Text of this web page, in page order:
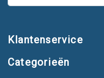
Klantenservice
Categorieën